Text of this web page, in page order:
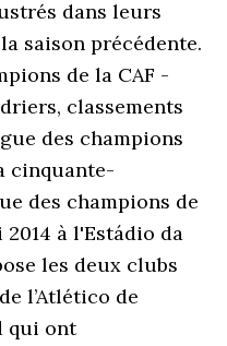
dans leurs
saison précédente.
de la CAF -
classements
des champions
cinquante-
des champions de
2014 à l'Estádio da
les deux clubs
l’Atlético de
qui ont